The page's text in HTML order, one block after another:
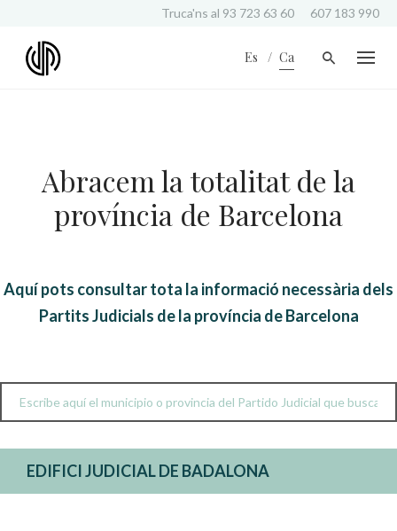
Truca'ns al 93 723 63 60 607 183 990
Es Ca
Abracem la totalitat de la
província de Barcelona
Aquí pots consultar tota la informació necessària dels
Partits Judicials de la província de Barcelona
EDIFICI JUDICIAL DE BADALONA